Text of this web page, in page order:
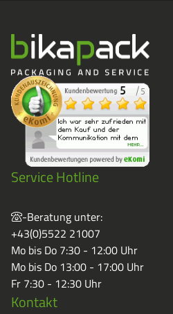
Service Hotline
-Beratung unter:
+43(0)5522 21007
Mo bis Do 7:30 - 12:00 Uhr
Mo bis Do 13:00 - 17:00 Uhr
Fr 7:30 - 12:30 Uhr
Kontakt